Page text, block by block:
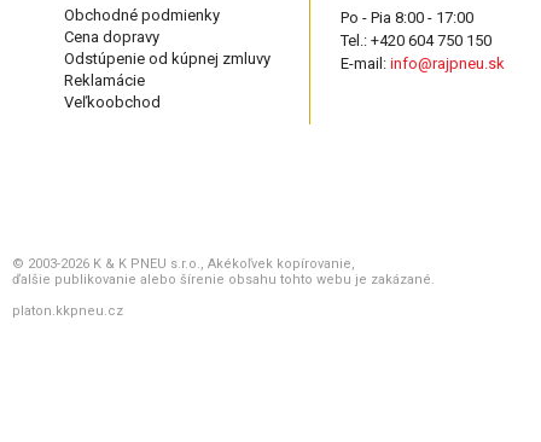
Obchodné podmienky
Cena dopravy
Odstúpenie od kúpnej zmluvy
Reklamácie
Veľkoobchod
Po - Pia 8:00 - 17:00
Tel.: +420 604 750 150
E-mail: info@rajpneu.sk
© 2003-2026 K & K PNEU s.r.o., Akékoľvek kopírovanie,
ďalšie publikovanie alebo šírenie obsahu tohto webu je zakázané.
platon.kkpneu.cz